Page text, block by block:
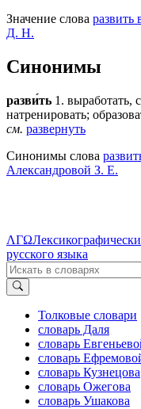
Значение слова развить
Д. Н.
Синонимы
разви́ть 1. выработать,
натренировать;
см. развернуть
Синонимы слова
Александровой З. Е.
ΛΓΩ
русского языка
Толковые словари
словарь Даля
словарь
словарь
словарь Кузнецова
словарь Ожегова
словарь Ушакова